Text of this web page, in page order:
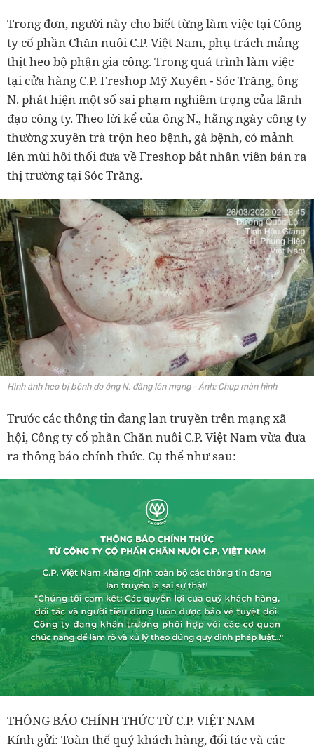
Trong đơn, người này cho biết từng làm việc tại Công
ty cổ phần Chăn nuôi C.P. Việt Nam, phụ trách mảng
thịt heo bộ phận gia công. Trong quá trình làm việc
tại cửa hàng C.P. Freshop Mỹ Xuyên - Sóc Trăng, ông
N. phát hiện một số sai phạm nghiêm trọng của lãnh
đạo công ty. Theo lời kể của ông N., hằng ngày công ty
thường xuyên trà trộn heo bệnh, gà bệnh, có mảnh
lên mùi hôi thối đưa về Freshop bắt nhân viên bán ra
thị trường tại Sóc Trăng.
Hình ảnh heo bị bệnh do ông N. đăng lên mạng - Ảnh: Chụp màn hình
Trước các thông tin đang lan truyền trên mạng xã
hội, Công ty cổ phần Chăn nuôi C.P. Việt Nam vừa đưa
ra thông báo chính thức. Cụ thể như sau:
THÔNG BÁO CHÍNH THỨC TỪ C.P. VIỆT NAM
Kính gửi: Toàn thể quý khách hàng, đối tác và các